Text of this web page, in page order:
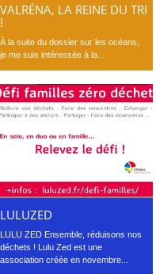
VALRÉNA, LA REINE DU TRI
!
À la suite du dossier sur les océans,
je me suis intéressée à la...
LULUZED
LULU ZED Ensemble, réduisons nos
déchets ! Lulu Zed est une
association créée en novembre...